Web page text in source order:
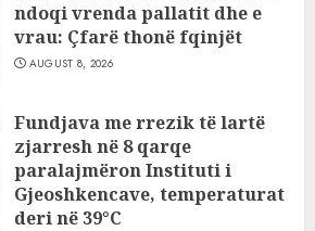
ndoqi vrenda pallatit dhe e
vrau: Çfarë thonë fqinjët
AUGUST 8, 2026
Fundjava me rrezik të lartë
zjarresh në 8 qarqe
paralajmëron Instituti i
Gjeoshkencave, temperaturat
deri në 39°C